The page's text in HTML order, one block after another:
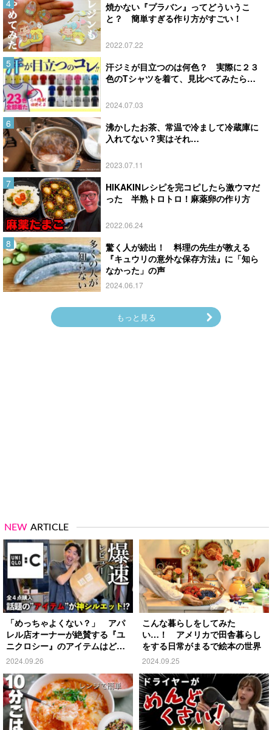
焼かない『プラバン』ってどういうこ
と？ 簡単すぎる作り方がすごい！
2022.07.22
汗ジミが目立つのは何色？ 実際に２３
色のTシャツを着て、見比べてみたら…
2024.07.03
沸かしたお茶、常温で冷まして冷蔵庫に
入れてない？実はそれ…
2023.07.11
HIKAKINレシピを完コピしたら激ウマだ
った 半熟トロトロ！麻薬卵の作り方
2022.06.24
驚く人が続出！ 料理の先生が教える
『キュウリの意外な保存方法』に「知ら
なかった」の声
2024.06.17
もっと見る
NEW ARTICLE
「めっちゃよくない？」 アパ
レル店オーナーが絶賛する『ユ
ニクロシー』のアイテムはど
れ？
2024.09.26
こんな暮らしをしてみた
い…！ アメリカで田舎暮らし
をする日常がまるで絵本の世界
2024.09.25